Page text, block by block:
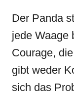
Der Panda
jede Waage
Courage,
gibt weder
sich das